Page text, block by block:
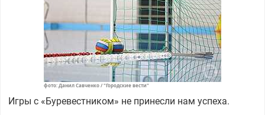
фото: Данил Савченко / "Городские вести"
Игры с «Буревестником» не принесли нам успеха.